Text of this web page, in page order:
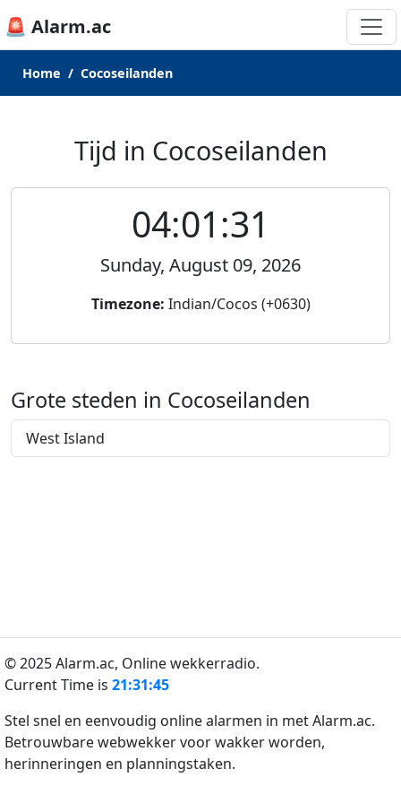
🚨 Alarm.ac
Home Cocoseilanden
Tijd in Cocoseilanden
04:01:31
Sunday, August 09, 2026
Timezone: Indian/Cocos (+0630)
Grote steden in Cocoseilanden
West Island
© 2025 Alarm.ac, Online wekkerradio.
Current Time is 21:31:45
Stel snel en eenvoudig online alarmen in met Alarm.ac.
Betrouwbare webwekker voor wakker worden,
herinneringen en planningstaken.